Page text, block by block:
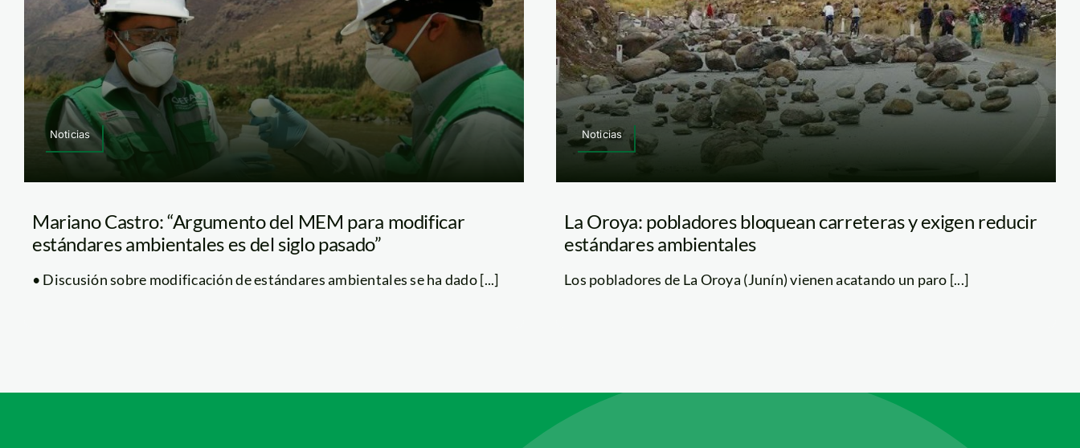
Noticias
Mariano Castro: “Argumento del MEM para modificar
estándares ambientales es del siglo pasado”
• Discusión sobre modificación de estándares ambientales se ha dado [...]
Noticias
La Oroya: pobladores bloquean carreteras y exigen reducir
estándares ambientales
Los pobladores de La Oroya (Junín) vienen acatando un paro [...]